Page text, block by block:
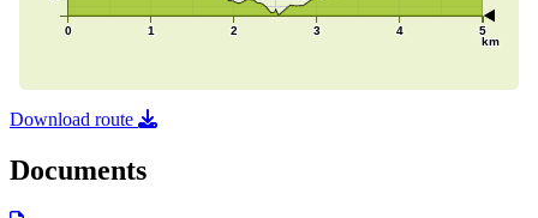
Download route
Documents